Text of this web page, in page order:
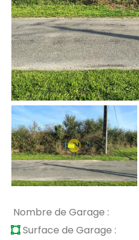
Nombre de Garage :
Surface de Garage :